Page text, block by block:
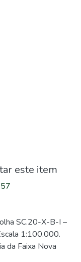
este item
SC.20-X-B-I –
1:100.000.
da Faixa Nova